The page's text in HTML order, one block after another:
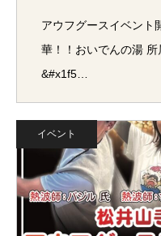
アウフグースイベント
華！！おいでんの湯
&#x1f5…
イベント